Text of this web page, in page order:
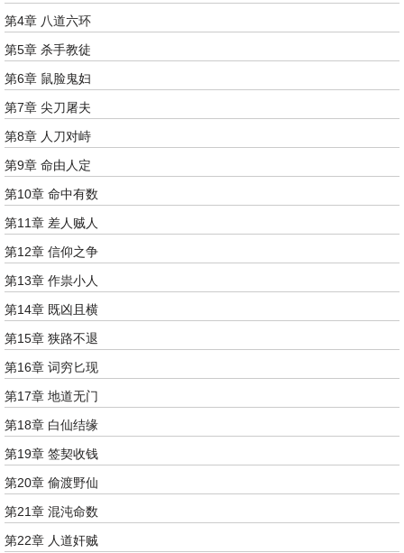
第4章 八道六环
第5章 杀手教徒
第6章 鼠脸鬼妇
第7章 尖刀屠夫
第8章 人刀对峙
第9章 命由人定
第10章 命中有数
第11章 差人贼人
第12章 信仰之争
第13章 作祟小人
第14章 既凶且横
第15章 狭路不退
第16章 词穷匕现
第17章 地道无门
第18章 白仙结缘
第19章 签契收钱
第20章 偷渡野仙
第21章 混沌命数
第22章 人道奸贼